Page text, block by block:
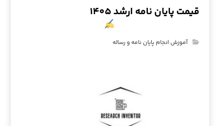
قیمت پایان نامه ارشد ۱۴۰۵
آموزش انجام پایان نامه و رساله